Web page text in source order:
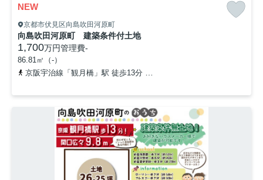
NEW
京都市伏見区向島吹田河原町
向島吹田河原町 建築条件付土地
1,700万円管理費-
86.81㎡（-）
京阪宇治線「観月橋」駅 徒歩13分